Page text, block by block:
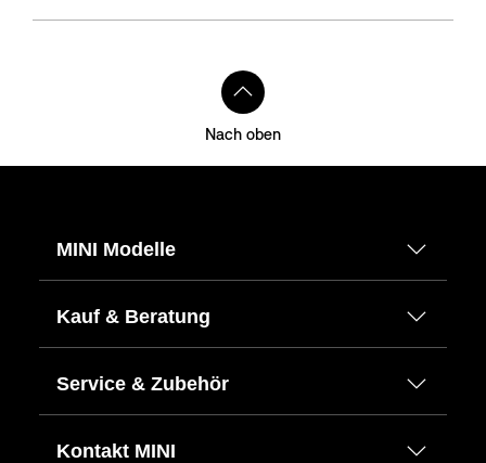
Nach oben
MINI Modelle
Kauf & Beratung
Service & Zubehör
Kontakt MINI